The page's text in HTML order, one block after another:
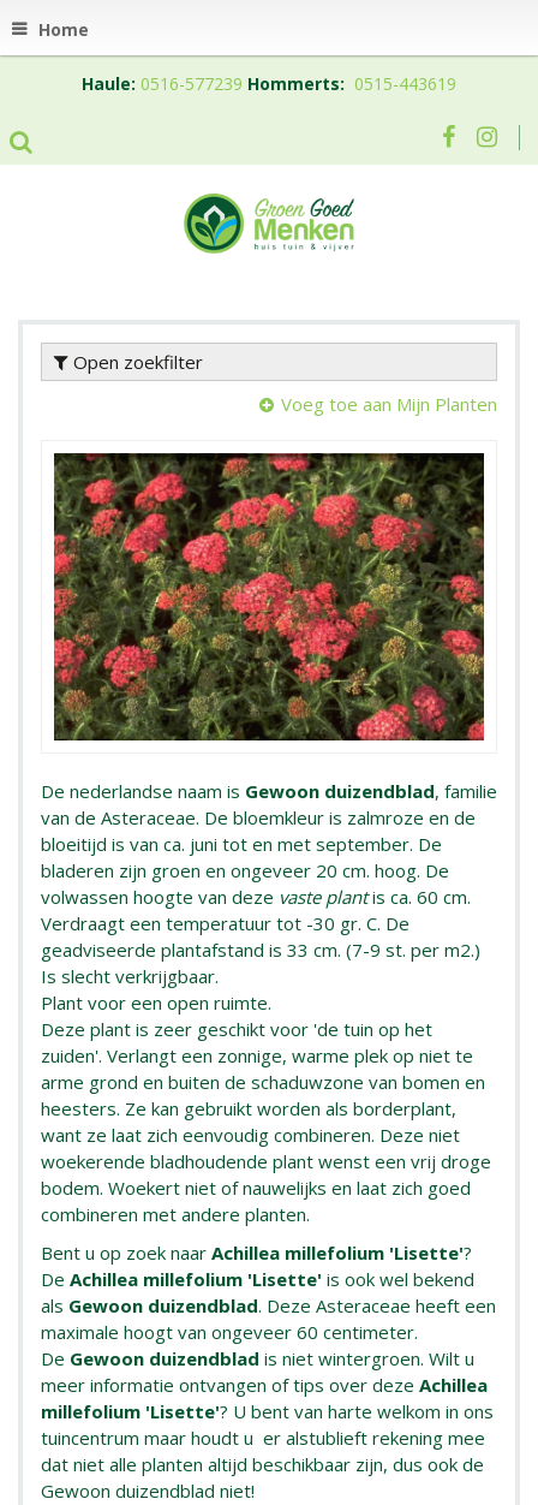
Home
Haule: 0516-577239 Hommerts: 0515-443619
Open zoekfilter
Voeg toe aan Mijn Planten
De nederlandse naam is Gewoon duizendblad, familie
van de Asteraceae. De bloemkleur is zalmroze en de
bloeitijd is van ca. juni tot en met september. De
bladeren zijn groen en ongeveer 20 cm. hoog. De
volwassen hoogte van deze vaste plantis ca. 60 cm.
Verdraagt een temperatuur tot -30 gr. C. De
geadviseerde plantafstand is 33 cm. (7-9 st. per m2.)
Is slecht verkrijgbaar.
Plant voor een open ruimte.
Deze plant is zeer geschikt voor 'de tuin op het
zuiden'. Verlangt een zonnige, warme plek op niet te
arme grond en buiten de schaduwzone van bomen en
heesters. Ze kan gebruikt worden als borderplant,
want ze laat zich eenvoudig combineren. Deze niet
woekerende bladhoudende plant wenst een vrij droge
bodem. Woekert niet of nauwelijks en laat zich goed
combineren met andere planten.
Bent u op zoek naar Achillea millefolium 'Lisette'?
De Achillea millefolium 'Lisette' is ook wel bekend
als Gewoon duizendblad. Deze Asteraceae heeft een
maximale hoogt van ongeveer 60 centimeter.
De Gewoon duizendblad is niet wintergroen. Wilt u
meer informatie ontvangen of tips over deze Achillea
millefolium 'Lisette'? U bent van harte welkom in ons
tuincentrum maar houdt u er alstublieft rekening mee
dat niet alle planten altijd beschikbaar zijn, dus ook de
Gewoon duizendblad niet!